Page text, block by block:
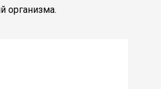
организма.